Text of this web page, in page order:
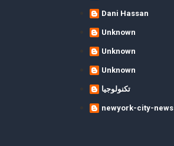
Dani Hassan
Unknown
Unknown
Unknown
تكنولوجيا
newyork-city-news